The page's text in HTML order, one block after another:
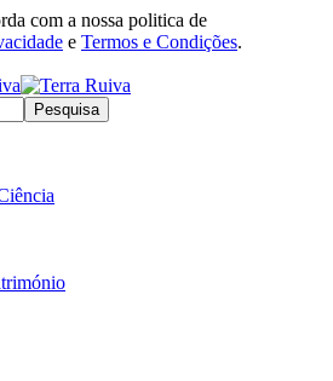
com a nossa politica de
e Termos e Condições.